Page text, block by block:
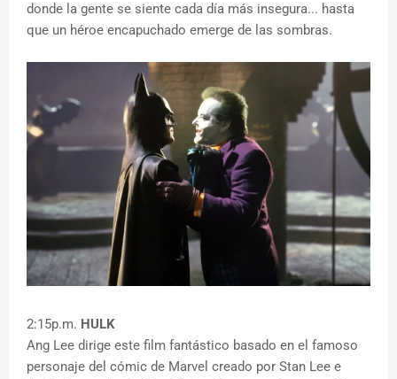
donde la gente se siente cada día más insegura... hasta
que un héroe encapuchado emerge de las sombras.
2:15p.m. HULK
Ang Lee dirige este film fantástico basado en el famoso
personaje del cómic de Marvel creado por Stan Lee e